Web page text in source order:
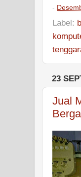
-
Label:
23
Jual